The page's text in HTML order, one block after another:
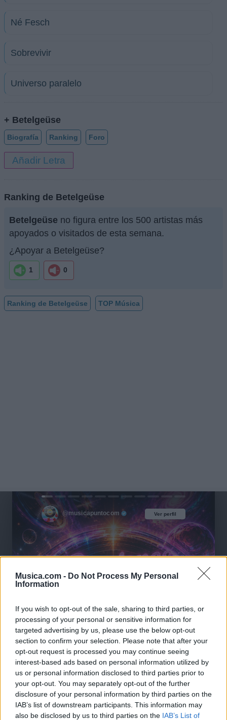
Musica.com - Do Not Process My Personal
Information
If you wish to opt-out of the sale, sharing to third parties, or
processing of your personal or sensitive information for
targeted advertising by us, please use the below opt-out
section to confirm your selection. Please note that after your
opt-out request is processed you may continue seeing
interest-based ads based on personal information utilized by
us or personal information disclosed to third parties prior to
your opt-out. You may separately opt-out of the further
disclosure of your personal information by third parties on the
IAB’s list of downstream participants. This information may
also be disclosed by us to third parties on the IAB’s List of
Né Fesch
Sobrevivir
Universo paralelo
+ Betelgeüse
Biografía Ranking Foro
Añadir Letra
Ranking de Betelgeüse
Betelgeüse no figura entre los 500 artistas más
apoyados o visitados de esta semana.
¿Apoyar a Betelgeüse?
1 0
Ranking de Betelgeüse TOP Música
Ver perfil
@musicapuntocom Ver perfil